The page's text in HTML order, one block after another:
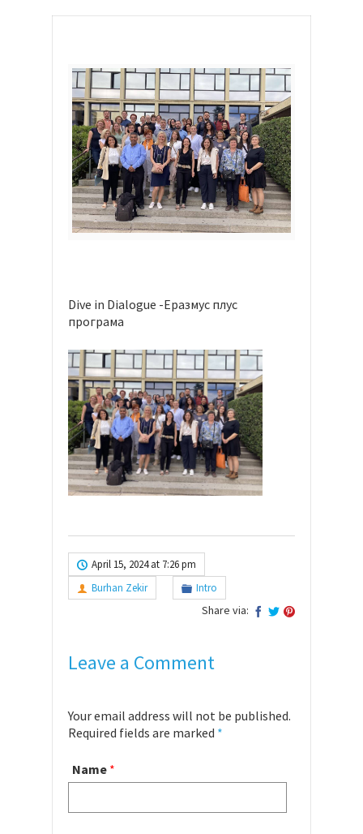
Dive in Dialogue -Еразмус плус
програма
April 15, 2024 at 7:26 pm
Burhan Zekir
Intro
Share via:
Leave a Comment
Your email address will not be published.
Required fields are marked *
Name *